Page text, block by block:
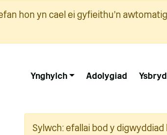
hon yn cael ei gyfieithu'n
Ynghylch Adolygiad
Sylwch: efallai bod y